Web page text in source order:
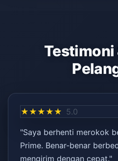
Testimoni
★★★★★ 5.0
"Saya berhenti merokok
Prime. Benar-benar
mengirim dengan cepat."